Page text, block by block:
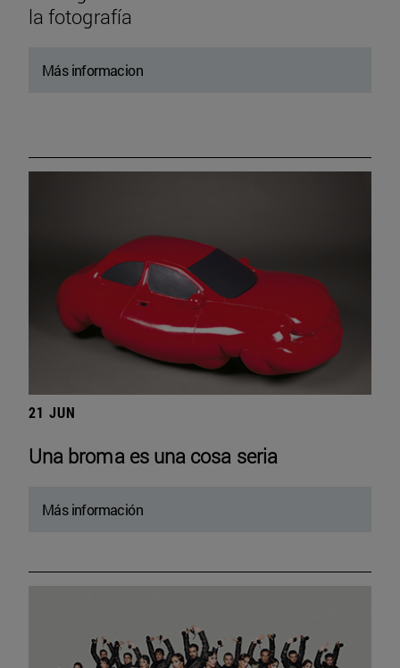
la fotografía
Más informacion
21 JUN
Una broma es una cosa seria
Más información